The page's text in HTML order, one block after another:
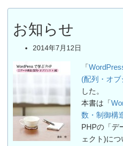
お知らせ
2014年7月12日
「
(配列・オ
した。
本書は「
数・制御構
PHPの「デ
ェクト)につ